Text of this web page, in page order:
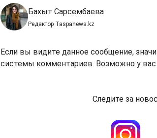
Бахыт Сарсембаева
Редактор Taspanews.kz
Если вы видите данное сообщение,
системы комментариев. Возможно у
Следите за